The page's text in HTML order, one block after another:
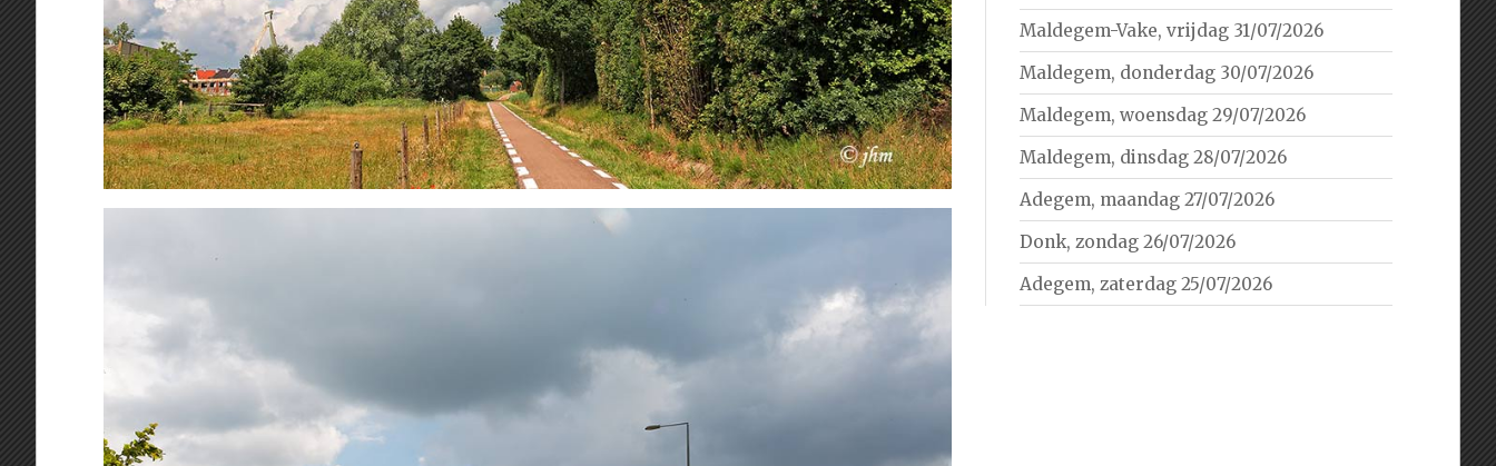
Maldegem-Vake, vrijdag 31/07/2026
Maldegem, donderdag 30/07/2026
Maldegem, woensdag 29/07/2026
Maldegem, dinsdag 28/07/2026
Adegem, maandag 27/07/2026
Donk, zondag 26/07/2026
Adegem, zaterdag 25/07/2026